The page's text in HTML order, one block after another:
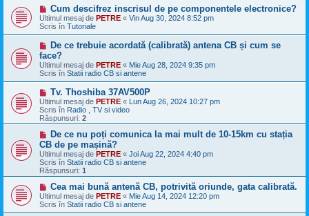
n
o
u
M
e
s
a
n
o
u
Cum descifrez inscrisul de pe componentele electronice?
Ultimul mesaj de PETRE « Vin Aug 30, 2024 8:52 pm
Scris în Tutoriale
M
s
a
j
n
u
De ce trebuie acordată (calibrată) antena CB și cum se
face?
Ultimul mesaj de PETRE « Mie Aug 28, 2024 9:35 pm
Scris în Statii radio CB si antene
M
e
s
a
j
n
o
u
Tv. Thoshiba 37AV500P
Ultimul mesaj de PETRE « Lun Aug 26, 2024 10:27 pm
Scris în Radio , TV si video
Răspunsuri: 2
M
e
s
a
j
n
o
u
De ce nu poți comunica la mai mult de 10-15km cu stația
CB de pe mașină?
Ultimul mesaj de PETRE « Joi Aug 22, 2024 4:40 pm
Scris în Statii radio CB si antene
Răspunsuri: 1
M
e
s
a
Cea mai bună antenă CB, potrivită oriunde, gata calibrată.
Ultimul mesaj de PETRE « Mie Aug 14, 2024 12:20 pm
Scris în Statii radio CB si antene